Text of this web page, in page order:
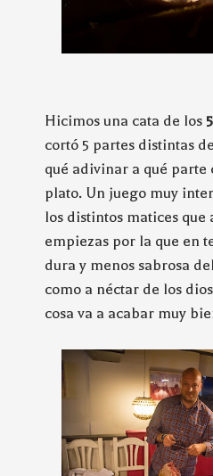
Hicimos una cata de los
cortó 5 partes distintas
qué adivinar a qué parte
plato. Un juego muy
los distintos matices que
empiezas por la que en
dura y menos sabrosa
como a néctar de los
cosa va a acabar muy